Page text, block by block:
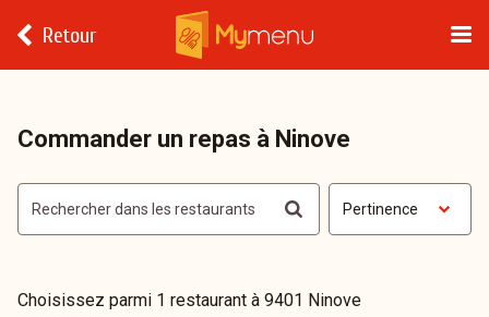
Retour
Commander un repas à Ninove
Pertinence
Choisissez parmi 1 restaurant à 9401 Ninove